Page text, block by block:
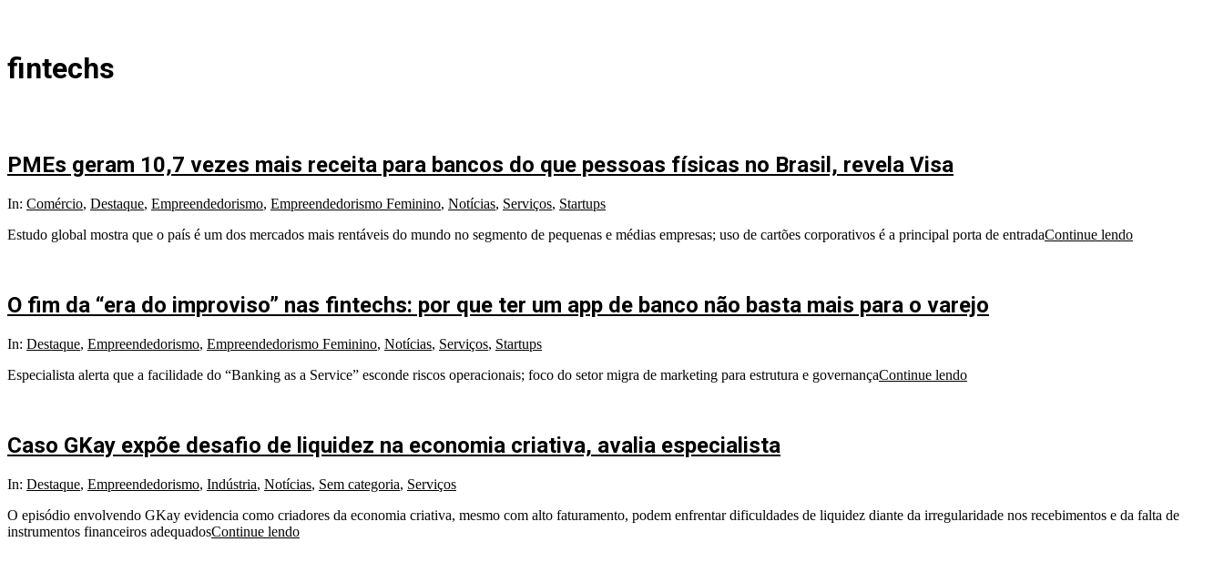
fintechs
PMEs geram 10,7 vezes mais receita para bancos do que pessoas físicas no Brasil, revela Visa
2026-
21
In: Comércio, Destaque, Empreendedorismo, Empreendedorismo Feminino, Notícias, Serviços, Startups
Estudo global mostra que o país é um dos mercados mais rentáveis do mundo no segmento de pequenas e médias empresas; uso de cartões corporativos é a principal porta de entradaContinue lendo
O fim da “era do improviso” nas fintechs: por que ter um app de banco não basta mais para o varejo
2026-
07
In: Destaque, Empreendedorismo, Empreendedorismo Feminino, Notícias, Serviços, Startups
Especialista alerta que a facilidade do “Banking as a Service” esconde riscos operacionais; foco do setor migra de marketing para estrutura e governançaContinue lendo
Caso GKay expõe desafio de liquidez na economia criativa, avalia especialista
2026-
06
In: Destaque, Empreendedorismo, Indústria, Notícias, Sem categoria, Serviços
O episódio envolvendo GKay evidencia como criadores da economia criativa, mesmo com alto faturamento, podem enfrentar dificuldades de liquidez diante da irregularidade nos recebimentos e da falta de
instrumentos financeiros adequadosContinue lendo